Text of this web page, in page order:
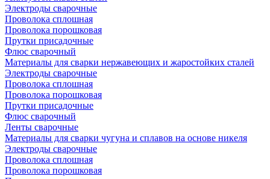
Электроды сварочные
Проволока сплошная
Проволока порошковая
Прутки присадочные
Флюс сварочный
Материалы для сварки нержавеющих и жаростойких сталей
Электроды сварочные
Проволока сплошная
Проволока порошковая
Прутки присадочные
Флюс сварочный
Ленты сварочные
Материалы для сварки чугуна и сплавов на основе никеля
Электроды сварочные
Проволока сплошная
Проволока порошковая